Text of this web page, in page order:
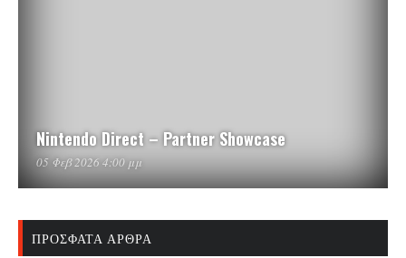
Nintendo Direct – Partner Showcase
05 Φεβ 2026 4:00 μμ
ΠΡΌΣΦΑΤΑ ΆΡΘΡΑ